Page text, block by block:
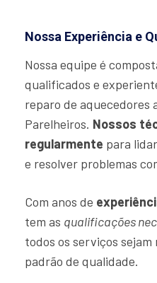
Nossa Experiência e
Nossa equipe é
qualificados e
reparo de aquecedores
Parelheiros. Nossos
regularmente para
e resolver problemas
Com anos de
tem as qualificações
todos os serviços
padrão de qualidade.